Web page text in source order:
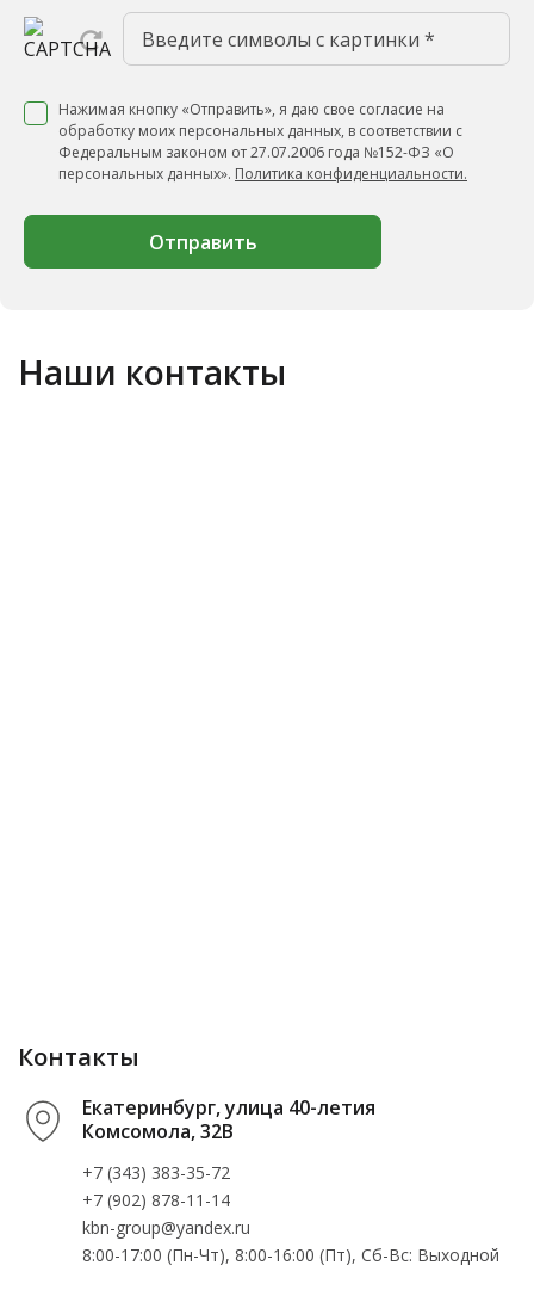
Нажимая кнопку «Отправить», я даю свое согласие на
обработку моих персональных данных, в соответствии с
Федеральным законом от 27.07.2006 года №152-ФЗ «О
персональных данных». Политика конфиденциальности.
Отправить
Наши контакты
Контакты
Екатеринбург, улица 40-летия
Комсомола, 32В
+7 (343) 383-35-72
+7 (902) 878-11-14
kbn-group@yandex.ru
8:00-17:00 (Пн-Чт), 8:00-16:00 (Пт), Cб-Вс: Выходной